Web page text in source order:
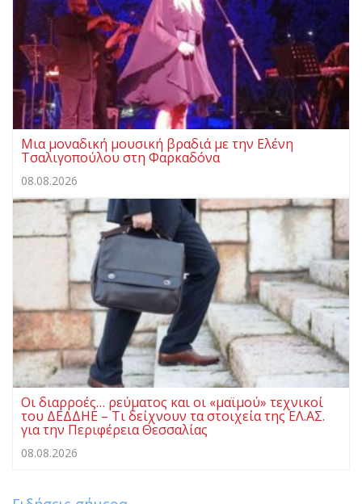
Μια μοναδική μουσική βραδιά με την Ελένη
Τσαλιγοπούλου στη Φαρκαδόνα
08.08.2026
Οι διαρροές… ρεύματος και οι «μαϊμού» τεχνικοί
του ΔΕΔΔΗΕ – Τι δείχνουν τα στοιχεία της ΕΛ.ΑΣ.
για την Περιφέρεια Θεσσαλίας
08.08.2026